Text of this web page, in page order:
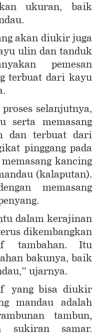
ukuran, baik
akan diukir juga
ulin dan tanduk
pemesan
terbuat dari kayu
selanjutnya,
serta memasang
dan terbuat dari
pinggang pada
kancing
(kalaputan).
memasang
dalam kerajinan
dikembangkan
tambahan. Itu
bakunya, baik
ujarnya.
yang bisa diukir
mandau adalah
tambun,
sukiran samar.